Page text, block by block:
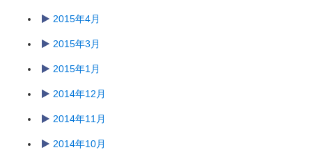
2015年4月
2015年3月
2015年1月
2014年12月
2014年11月
2014年10月